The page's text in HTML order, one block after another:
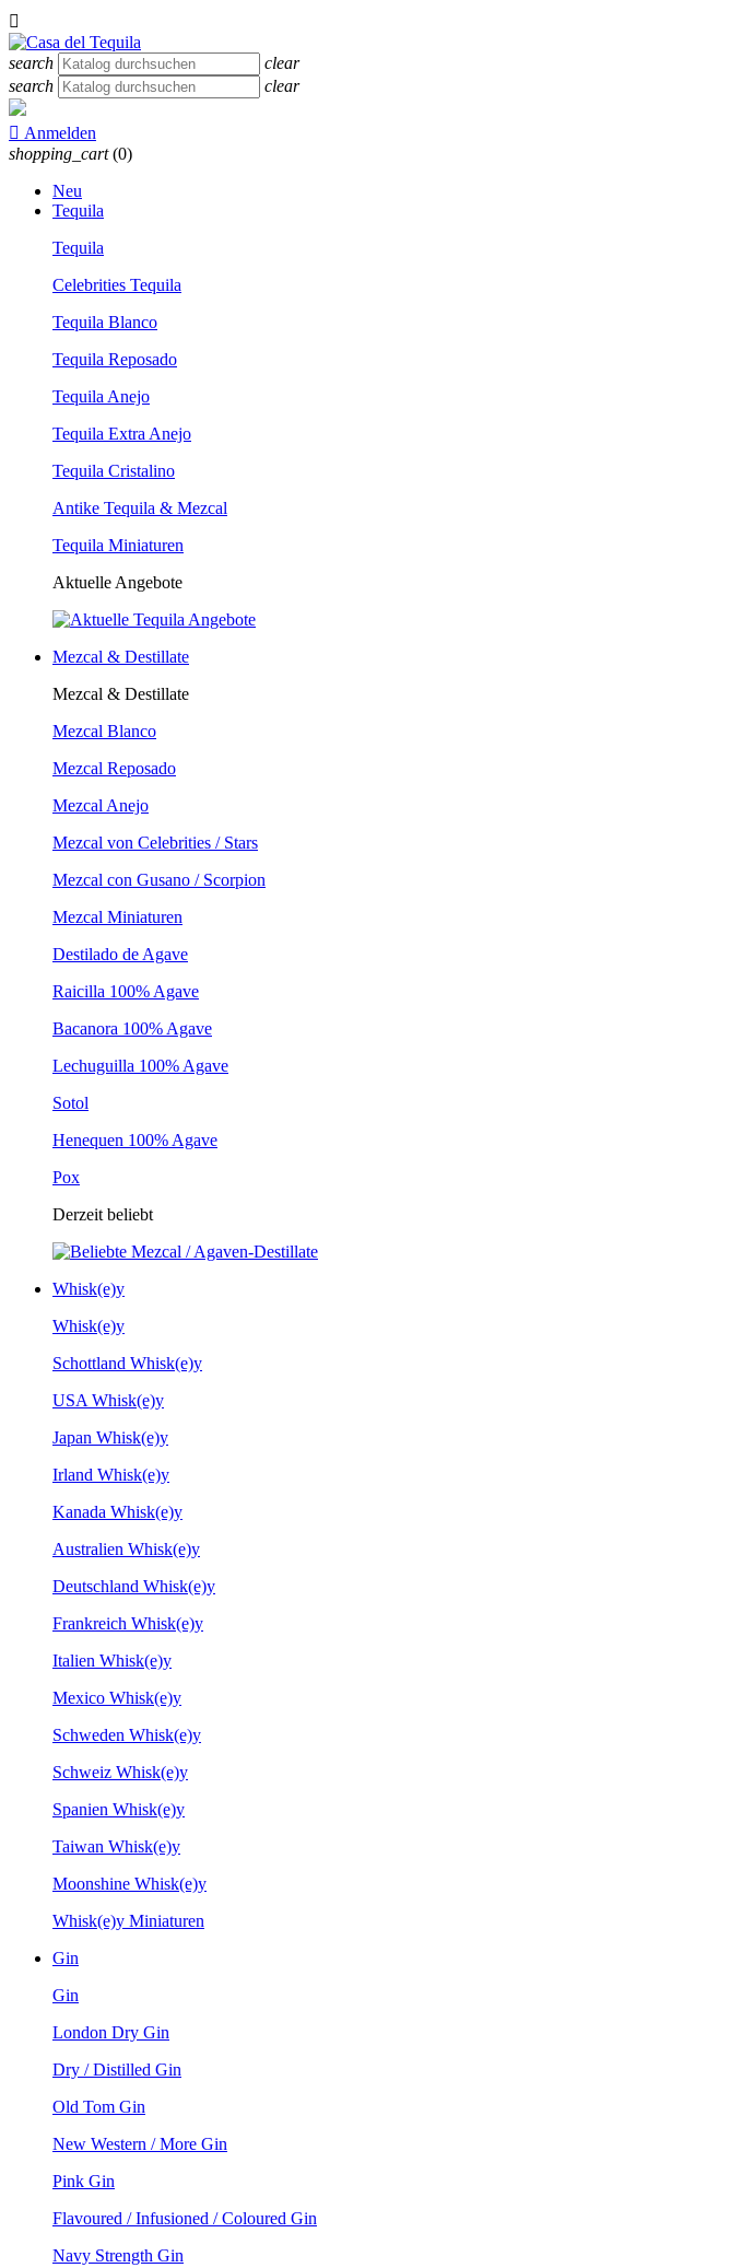

search
clear
search
clear
 Anmelden
shopping_cart (0)
Neu
Tequila
Tequila
Celebrities Tequila
Tequila Blanco
Tequila Reposado
Tequila Anejo
Tequila Extra Anejo
Tequila Cristalino
Antike Tequila & Mezcal
Tequila Miniaturen
Aktuelle Angebote
Mezcal & Destillate
Mezcal & Destillate
Mezcal Blanco
Mezcal Reposado
Mezcal Anejo
Mezcal von Celebrities / Stars
Mezcal con Gusano / Scorpion
Mezcal Miniaturen
Destilado de Agave
Raicilla 100% Agave
Bacanora 100% Agave
Lechuguilla 100% Agave
Sotol
Henequen 100% Agave
Pox
Derzeit beliebt
Whisk(e)y
Whisk(e)y
Schottland Whisk(e)y
USA Whisk(e)y
Japan Whisk(e)y
Irland Whisk(e)y
Kanada Whisk(e)y
Australien Whisk(e)y
Deutschland Whisk(e)y
Frankreich Whisk(e)y
Italien Whisk(e)y
Mexico Whisk(e)y
Schweden Whisk(e)y
Schweiz Whisk(e)y
Spanien Whisk(e)y
Taiwan Whisk(e)y
Moonshine Whisk(e)y
Whisk(e)y Miniaturen
Gin
Gin
London Dry Gin
Dry / Distilled Gin
Old Tom Gin
New Western / More Gin
Pink Gin
Flavoured / Infusioned / Coloured Gin
Navy Strength Gin